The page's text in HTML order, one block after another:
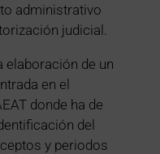
administrativo
judicial.
elaboración de un
en el
donde ha de
del
y periodos